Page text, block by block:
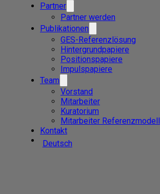
Partner
Partner werden
Publikationen
GES-Referenzlösung
Hintergrundpapiere
Positionspapiere
Impulspapiere
Team
Vorstand
Mitarbeiter
Kuratorium
Mitarbeiter Referenzmodell
Kontakt
Deutsch